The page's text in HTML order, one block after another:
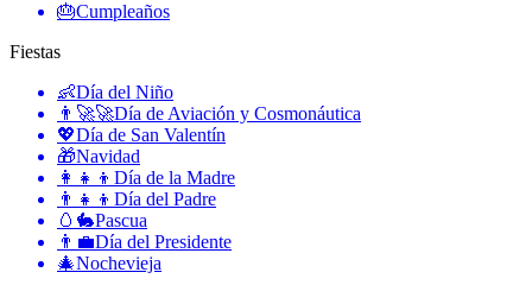
🎂Cumpleaños
Fiestas
👶Día del Niño
👨‍🚀🚀Día de Aviación y Cosmonáutica
💖Día de San Valentín
🎁Navidad
👩‍👧‍👦 Día de la Madre
👨‍👧‍👦 Día del Padre
🥚🐇Pascua
👨‍💼Día del Presidente
🎄Nochevieja